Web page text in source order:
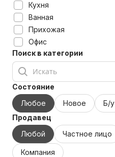
Кухня
Ванная
Прихожая
Офис
Поиск в категории
Состояние
Любое
Новое
Б/у
Продавец
Любой
Частное лицо
Компания